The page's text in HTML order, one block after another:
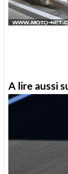
A lire aussi